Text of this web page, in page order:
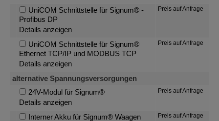
UniCOM Schnittstelle für Signum® -
Profibus DP
Details anzeigen
Preis auf Anfrage
UniCOM Schnittstelle für Signum®
Ethernet TCP/IP und MODBUS TCP
Details anzeigen
Preis auf Anfrage
alternative Spannungsversorgungen
24V-Modul für Signum®
Details anzeigen
Preis auf Anfrage
Interner Akku für Signum® Waagen
Preis auf Anfrage